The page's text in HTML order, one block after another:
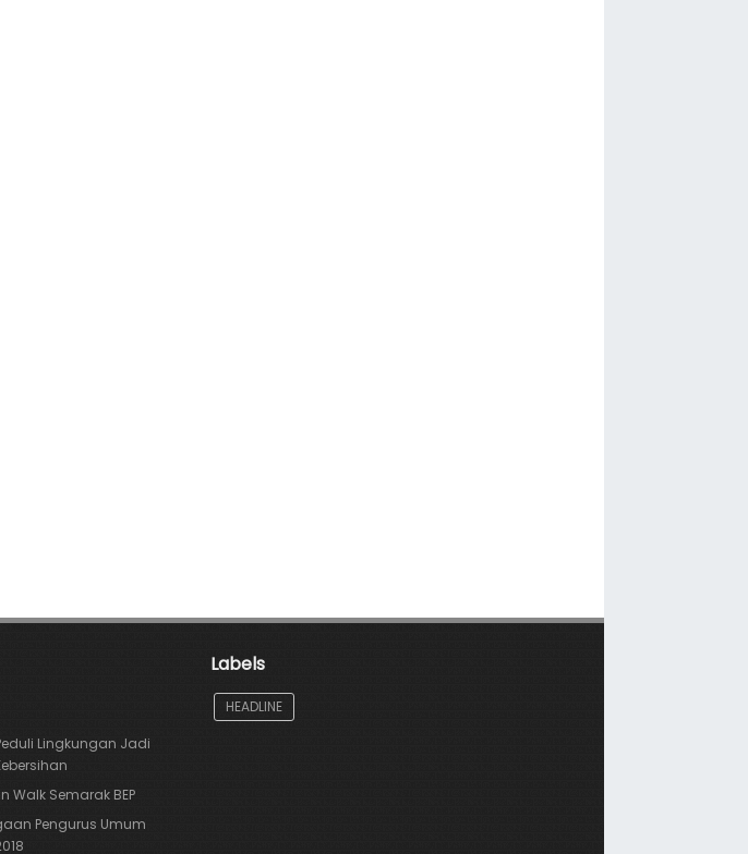
Lingkungan Jadi
Walk Semarak BEP
Pengurus Umum
Labels
HEADLINE